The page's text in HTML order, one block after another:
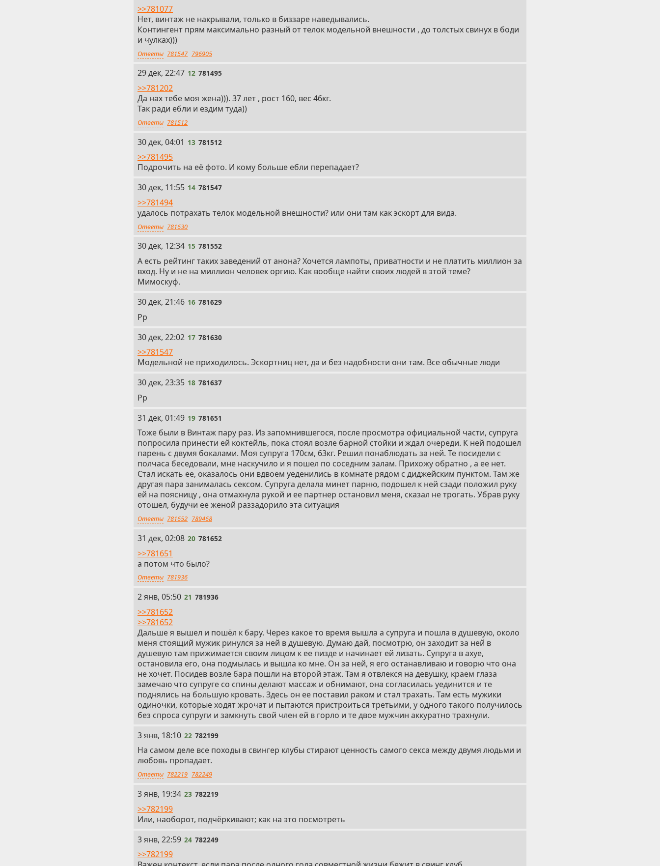
>>781077
Нет, винтаж не накрывали, только в биззаре наведывались.
Контингент прям максимально разный от телок модельной внешности , до толстых свинух в боди
и чулках)))
Ответы 781547 796905
12
29 дек, 22:47 12 781495
>>781202
Да нах тебе моя жена))). 37 лет , рост 160, вес 46кг.
Так ради ебли и ездим туда))
Ответы 781512
13
30 дек, 04:01 13 781512
>>781495
Подрочить на её фото. И кому больше ебли перепадает?
14
30 дек, 11:55 14 781547
>>781494
удалось потрахать телок модельной внешности? или они там как эскорт для вида.
Ответы 781630
15
30 дек, 12:34 15 781552
А есть рейтинг таких заведений от анона? Хочется лампоты, приватности и не платить миллион за
вход. Ну и не на миллион человек оргию. Как вообще найти своих людей в этой теме?
Мимоскуф.
16
30 дек, 21:46 16 781629
Рр
17
30 дек, 22:02 17 781630
>>781547
Модельной не приходилось. Эскортниц нет, да и без надобности они там. Все обычные люди
18
30 дек, 23:35 18 781637
Рр
19
31 дек, 01:49 19 781651
Тоже были в Винтаж пару раз. Из запомнившегося, после просмотра официальной части, супруга
попросила принести ей коктейль, пока стоял возле барной стойки и ждал очереди. К ней подошел
парень с двумя бокалами. Моя супруга 170см, 63кг. Решил понаблюдать за ней. Те посидели с
полчаса беседовали, мне наскучило и я пошел по соседним залам. Прихожу обратно , а ее нет.
Стал искать ее, оказалось они вдвоем уеденились в комнате рядом с диджейским пунктом. Там же
другая пара занималась сексом. Супруга делала минет парню, подошел к ней сзади положил руку
ей на поясницу , она отмахнула рукой и ее партнер остановил меня, сказал не трогать. Убрав руку
отошел, будучи ее женой раззадорило эта ситуация
Ответы 781652 789468
20
31 дек, 02:08 20 781652
>>781651
а потом что было?
Ответы 781936
21
2 янв, 05:50 21 781936
>>781652
>>781652
Дальше я вышел и пошёл к бару. Через какое то время вышла а супруга и пошла в душевую, около
меня стоящий мужик ринулся за ней в душевую. Думаю дай, посмотрю, он заходит за ней в
душевую там прижимается своим лицом к ее пизде и начинает ей лизать. Супруга в ахуе,
остановила его, она подмылась и вышла ко мне. Он за ней, я его останавливаю и говорю что она
не хочет. Посидев возле бара пошли на второй этаж. Там я отвлекся на девушку, краем глаза
замечаю что супруге со спины делают массаж и обнимают, она согласилась уединится и те
поднялись на большую кровать. Здесь он ее поставил раком и стал трахать. Там есть мужики
одиночки, которые ходят жрочат и пытаются пристроиться третьими, у одного такого получилось
без спроса супруги и замкнуть свой член ей в горло и те двое мужчин аккуратно трахнули.
22
3 янв, 18:10 22 782199
На самом деле все походы в свингер клубы стирают ценность самого секса между двумя людьми и
любовь пропадает.
Ответы 782219 782249
23
3 янв, 19:34 23 782219
>>782199
Или, наоборот, подчёркивают; как на это посмотреть
24
3 янв, 22:59 24 782249
>>782199